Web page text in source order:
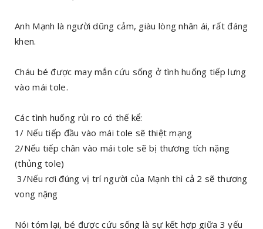
Anh Mạnh là người dũng cảm, giàu lòng nhân ái, rất đáng
khen.
Cháu bé được may mắn cứu sống ở tình huống tiếp lưng
vào mái tole.
Các tình huống rủi ro có thế kể:
1/ Nếu tiếp đầu vào mái tole sẽ thiệt mạng
2/Nếu tiếp chân vào mái tole sẽ bị thương tích nặng
(thủng tole)
3/Nếu rơi đúng vị trí người của Mạnh thì cả 2 sẽ thương
vong nặng
Nói tóm lại, bé được cứu sống là sự kết hợp giữa 3 yếu